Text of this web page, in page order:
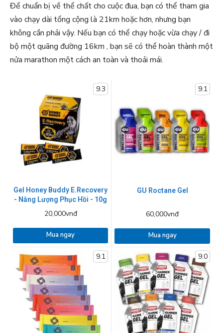
Để chuẩn bị về thể chất cho cuộc đua, bạn có thể tham gia
vào chạy dài tổng cộng là 21km hoặc hơn, nhưng bạn
không cần phải vậy. Nếu bạn có thể chạy hoặc vừa chạy / đi
bộ một quãng đường 16km , bạn sẽ có thể hoàn thành một
nửa marathon một cách an toàn và thoải mái.
9.3
Gel Honey Buddy E.Recovery
- Năng Lượng Phục Hồi - 10g
20,000vnđ
Mua ngay
9.1
GU Roctane Gel
60,000vnđ
Mua ngay
9.1 9.0